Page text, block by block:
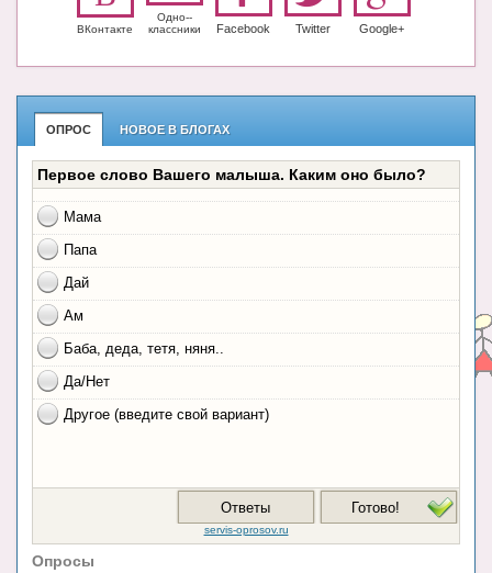
ВКонтакте
Одно-­
класс­ники
Facebook Twitter Google+
ОПРОС НОВОЕ В БЛОГАХ
Опросы